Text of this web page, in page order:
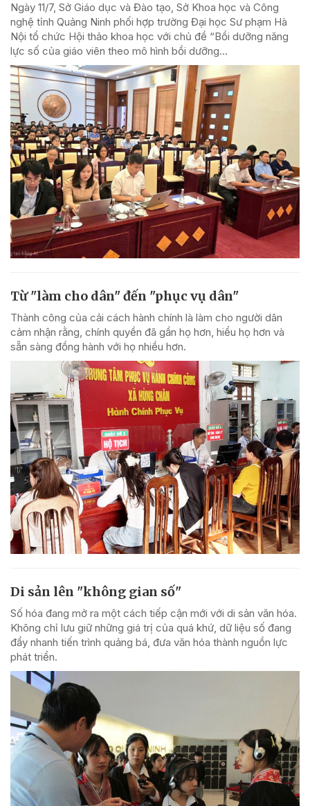
Ngày 11/7, Sở Giáo dục và Đào tạo, Sở Khoa học và Công
nghệ tỉnh Quảng Ninh phối hợp trường Đại học Sư phạm Hà
Nội tổ chức Hội thảo khoa học với chủ đề “Bồi dưỡng năng
lực số của giáo viên theo mô hình bồi dưỡng...
Từ "làm cho dân" đến "phục vụ dân"
Thành công của cải cách hành chính là làm cho người dân
cảm nhận rằng, chính quyền đã gần họ hơn, hiểu họ hơn và
sẵn sàng đồng hành với họ nhiều hơn.
Di sản lên "không gian số"
Số hóa đang mở ra một cách tiếp cận mới với di sản văn hóa.
Không chỉ lưu giữ những giá trị của quá khứ, dữ liệu số đang
đẩy nhanh tiến trình quảng bá, đưa văn hóa thành nguồn lực
phát triển.